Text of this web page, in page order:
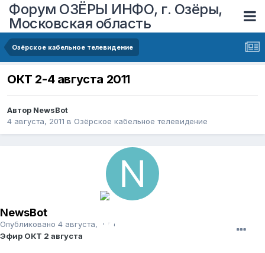
Форум ОЗЁРЫ ИНФО, г. Озёры,
Московская область
Озёрское кабельное телевидение
ОКТ 2-4 августа 2011
Автор NewsBot
4 августа, 2011 в Озёрское кабельное телевидение
NewsBot
Опубликовано 4 августа, 2011
Эфир ОКТ 2 августа